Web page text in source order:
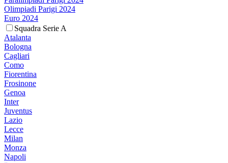
Olimpiadi Parigi 2024
Euro 2024
Squadra Serie A
Atalanta
Bologna
Cagliari
Como
Fiorentina
Frosinone
Genoa
Inter
Juventus
Lazio
Lecce
Milan
Monza
Napoli